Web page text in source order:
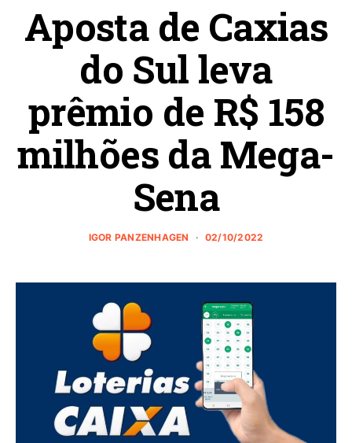
Aposta de Caxias
do Sul leva
prêmio de R$ 158
milhões da Mega-
Sena
IGOR PANZENHAGEN 02/10/2022